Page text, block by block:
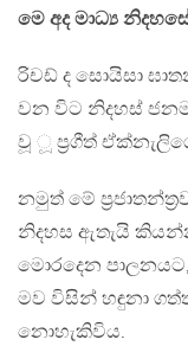
මෙ අද මාධ්‍ය
රිචඩ් ද සොයිසා
වන විට නිදහස්
වූ ූ ප්‍රගීත්
නමුත් මේ
නිදහස ඇතැයි
මොරදෙන
මව විසින් හඳුනා
නොහැකිවිය.